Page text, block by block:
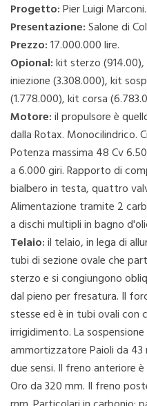
Progetto:Pier Luigi Marconi.
Presentazione:Salone di
Prezzo:17.000.000 lire.
Opional:kit sterzo
iniezione (3.308.000), kit
(1.778.000), kit corsa
Motore:il propulsore è
dalla Rotax. Monocilindrico.
Potenza massima 48 Cv
a 6.000 giri. Rapporto di
bialbero in testa, quattro
Alimentazione tramite 2
a dischi multipli in bagno
Telaio:il telaio, in lega di
tubi di sezione ovale che
sterzo e si congiungono
dal pieno per fresatura. Il
stesse ed è in tubi ovali con
irrigidimento. La
ammortizzatore Paioli da 43
due sensi. Il freno anteriore
Oro da 320 mm. Il freno